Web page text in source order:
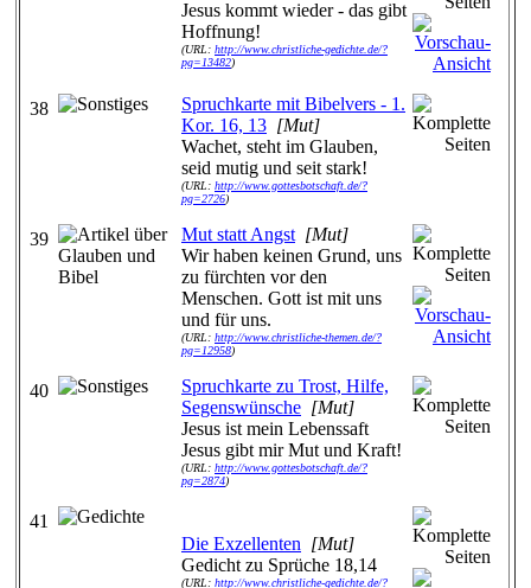
Jesus kommt wieder - das gibt
Hoffnung!
(URL: http://www.christliche-gedichte.de/?
pg=13482)
38
Spruchkarte mit Bibelvers - 1.
Kor. 16, 13 [Mut]
Wachet, steht im Glauben,
seid mutig und seit stark!
(URL: http://www.gottesbotschaft.de/?
pg=2726)
39 Mut statt Angst [Mut]
Wir haben keinen Grund, uns
zu fürchten vor den
Menschen. Gott ist mit uns
und für uns.
(URL: http://www.christliche-themen.de/?
pg=12958)
40
Spruchkarte zu Trost, Hilfe,
Segenswünsche [Mut]
Jesus ist mein Lebenssaft
Jesus gibt mir Mut und Kraft!
(URL: http://www.gottesbotschaft.de/?
pg=2874)
41
Die Exzellenten [Mut]
Gedicht zu Sprüche 18,14
(URL: http://www.christliche-gedichte.de/?